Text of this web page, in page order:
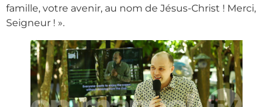
famille, votre avenir, au nom de Jésus-Christ ! Merci,
Seigneur ! ».